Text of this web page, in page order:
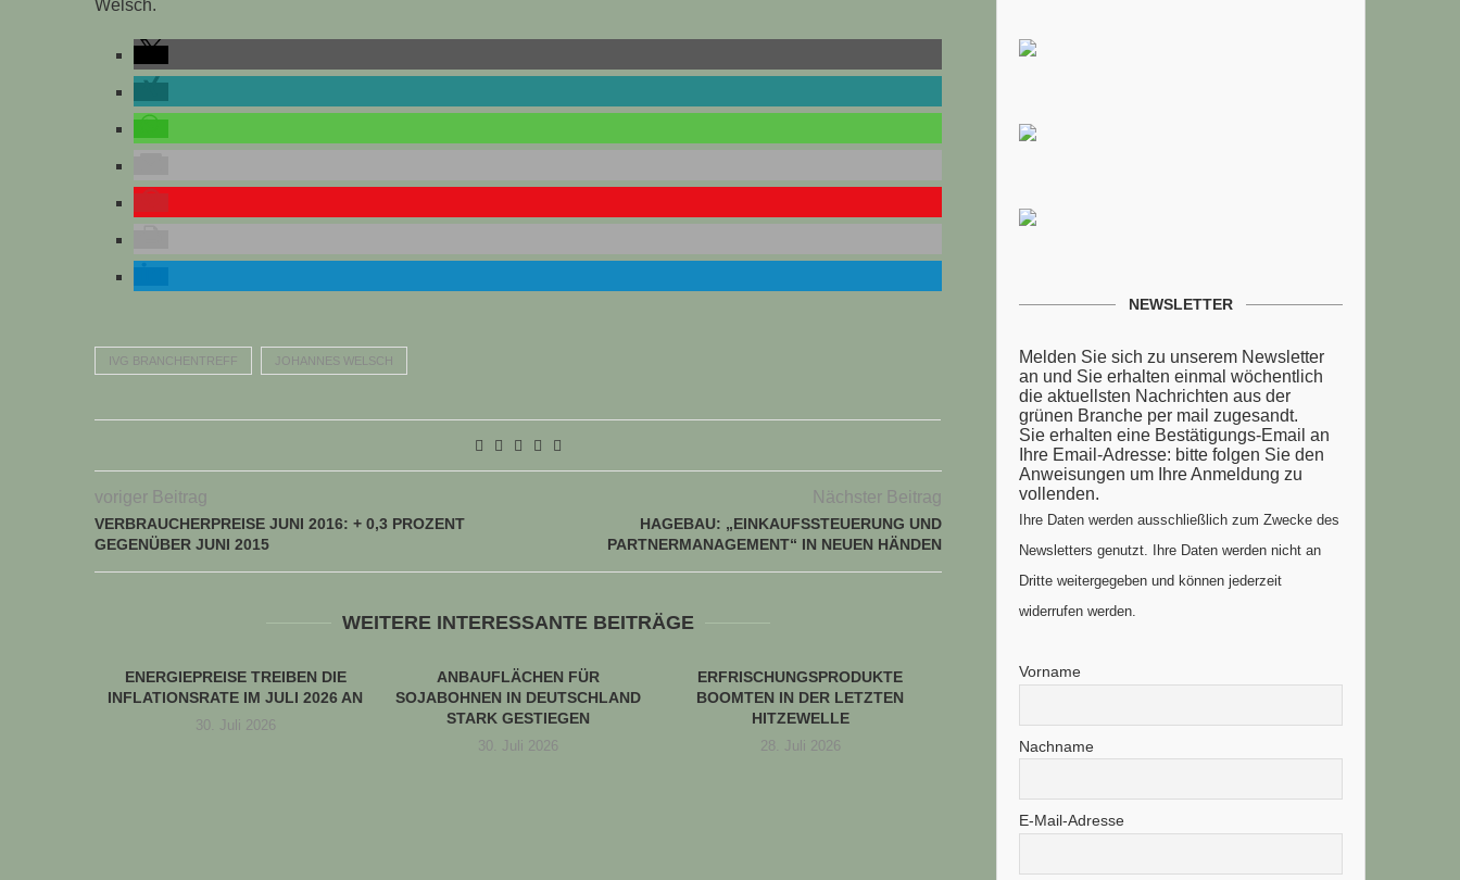
Welsch.
IVG BRANCHENTREFF JOHANNES WELSCH
voriger Beitrag
VERBRAUCHERPREISE JUNI 2016: + 0,3 PROZENT
GEGENÜBER JUNI 2015
Nächster Beitrag
HAGEBAU: „EINKAUFSSTEUERUNG UND
PARTNERMANAGEMENT“ IN NEUEN HÄNDEN
WEITERE INTERESSANTE BEITRÄGE
ENERGIEPREISE TREIBEN DIE
INFLATIONSRATE IM JULI 2026 AN
30. Juli 2026
ANBAUFLÄCHEN FÜR
SOJABOHNEN IN DEUTSCHLAND
STARK GESTIEGEN
30. Juli 2026
ERFRISCHUNGSPRODUKTE
BOOMTEN IN DER LETZTEN
HITZEWELLE
28. Juli 2026
NEWSLETTER
Melden Sie sich zu unserem Newsletter
an und Sie erhalten einmal wöchentlich
die aktuellsten Nachrichten aus der
grünen Branche per mail zugesandt.
Sie erhalten eine Bestätigungs-Email an
Ihre Email-Adresse: bitte folgen Sie den
Anweisungen um Ihre Anmeldung zu
vollenden.
Ihre Daten werden ausschließlich zum Zwecke des
Newsletters genutzt. Ihre Daten werden nicht an
Dritte weitergegeben und können jederzeit
widerrufen werden.
Vorname
Nachname
E-Mail-Adresse